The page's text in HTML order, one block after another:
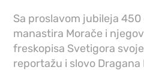
Sa proslavom jubileja
manastira Morače i
freskopisa Svetigora
reportažu i slovo Dragana